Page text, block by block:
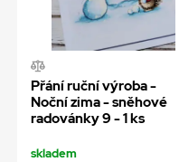
Přání ruční výroba -
Noční zima - sněhové
radovánky 9 - 1 ks
skladem